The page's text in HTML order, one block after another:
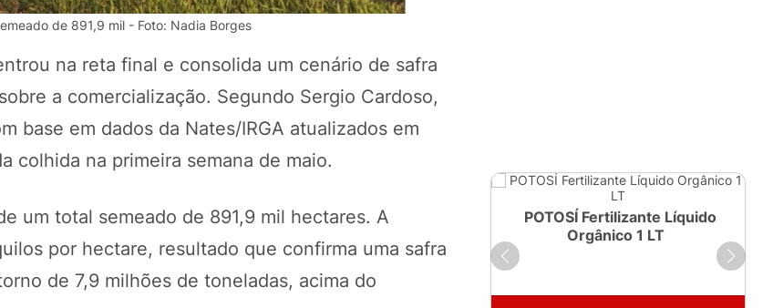
de 891,9 mil - Foto: Nadia Borges
na reta final e consolida um cenário de safra
a comercialização. Segundo Sergio Cardoso,
base em dados da Nates/IRGA atualizados em
colhida na primeira semana de maio.
um total semeado de 891,9 mil hectares. A
por hectare, resultado que confirma uma safra
de 7,9 milhões de toneladas, acima do
POTOSÍ Fertilizante Líquido
POTOSÍ Fertilizante Líquido
Orgânico 1 LT